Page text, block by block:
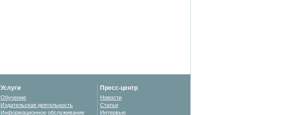
Услуги
Обучение
Издательская деятельность
Информационное обслуживание
Пресс-центр
Новости
Статьи
Интервью